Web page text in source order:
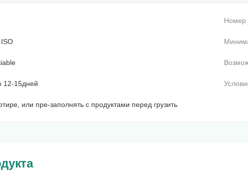
Номер
12-15дней
или пре-заполнять с продуктами перед грузить